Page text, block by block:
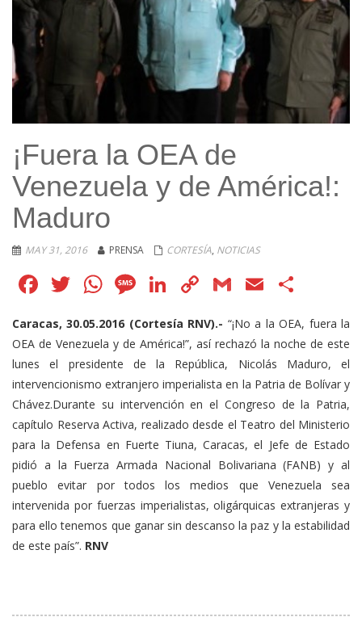
¡Fuera la OEA de
Venezuela y de América!:
Maduro
MAY 31, 2016 PRENSA CORTESÍA, NOTICIAS
Facebook
Twitter
WhatsApp
Message
LinkedIn
CopyGmailEmail
Caracas, 30.05.2016 (Cortesía RNV).- “¡No a la OEA, fuera la
OEA de Venezuela y de América!”, así rechazó la noche de este
lunes el presidente de la República, Nicolás Maduro, el
intervencionismo extranjero imperialista en la Patria de Bolívar y
Chávez.Durante su intervención en el Congreso de la Patria,
capítulo Reserva Activa, realizado desde el Teatro del Ministerio
para la Defensa en Fuerte Tiuna, Caracas, el Jefe de Estado
pidió a la Fuerza Armada Nacional Bolivariana (FANB) y al
pueblo evitar por todos los medios que Venezuela sea
intervenida por fuerzas imperialistas, oligárquicas extranjeras y
para ello tenemos que ganar sin descanso la paz y la estabilidad
de este país”. RNV